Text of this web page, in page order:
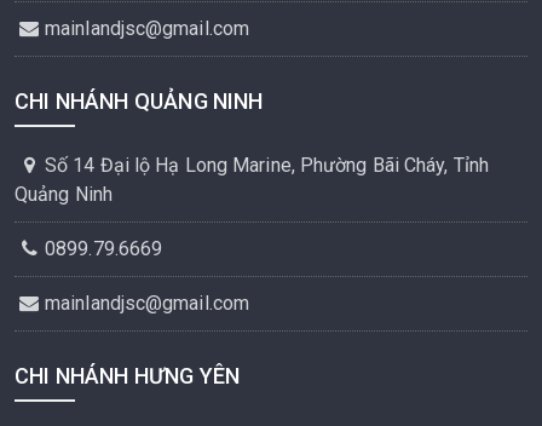
mainlandjsc@gmail.com
CHI NHÁNH QUẢNG NINH
Số 14 Đại lộ Hạ Long Marine, Phường Bãi Cháy, Tỉnh
Quảng Ninh
0899.79.6669
mainlandjsc@gmail.com
CHI NHÁNH HƯNG YÊN